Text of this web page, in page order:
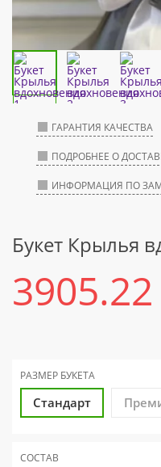
ГАРАНТИЯ КАЧЕСТВА
ПОДРОБНЕЕ О
ИНФОРМАЦИЯ ПО
Букет Крылья
3905.22
РАЗМЕР БУКЕТА
Стандарт
СОСТАВ